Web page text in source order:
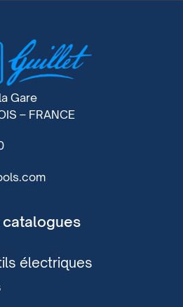
Gare
– FRANCE
catalogues
électriques